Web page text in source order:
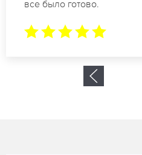
Буду обращаться еще.